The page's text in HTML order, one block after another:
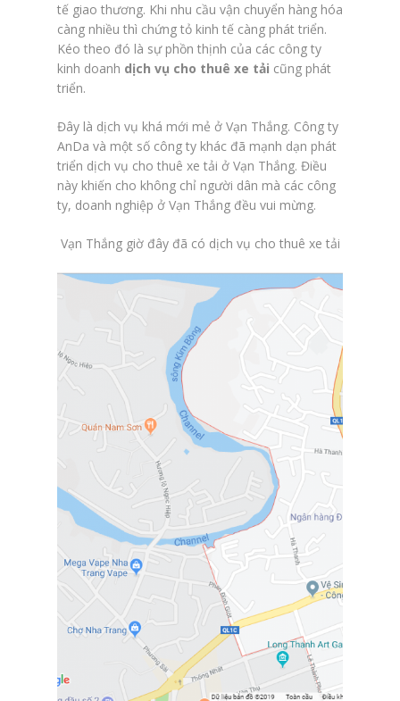
tế giao thương. Khi nhu cầu vận chuyển hàng hóa
càng nhiều thì chứng tỏ kinh tế càng phát triển.
Kéo theo đó là sự phồn thịnh của các công ty
kinh doanh dịch vụ cho thuê xe tải cũng phát
triển.
Đây là dịch vụ khá mới mẻ ở Vạn Thắng. Công ty
AnDa và một số công ty khác đã mạnh dạn phát
triển dịch vụ cho thuê xe tải ở Vạn Thắng. Điều
này khiến cho không chỉ người dân mà các công
ty, doanh nghiệp ở Vạn Thắng đều vui mừng.
Vạn Thắng giờ đây đã có dịch vụ cho thuê xe tải